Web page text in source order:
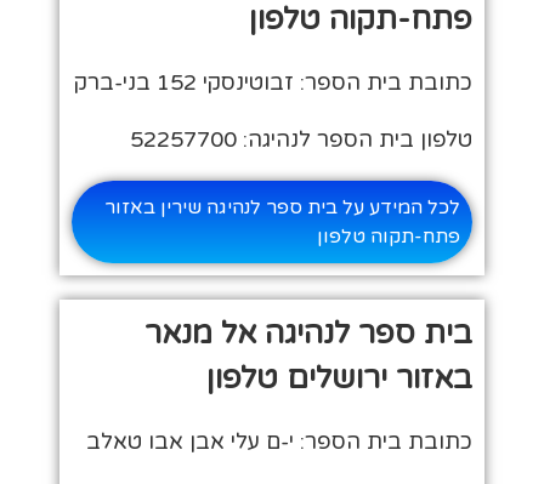
פתח-תקוה טלפון
כתובת בית הספר: זבוטינסקי 152 בני-ברק
טלפון בית הספר לנהיגה: 52257700
לכל המידע על בית ספר לנהיגה שירין באזור
פתח-תקוה טלפון
בית ספר לנהיגה אל מנאר
באזור ירושלים טלפון
כתובת בית הספר: י-ם עלי אבן אבו טאלב